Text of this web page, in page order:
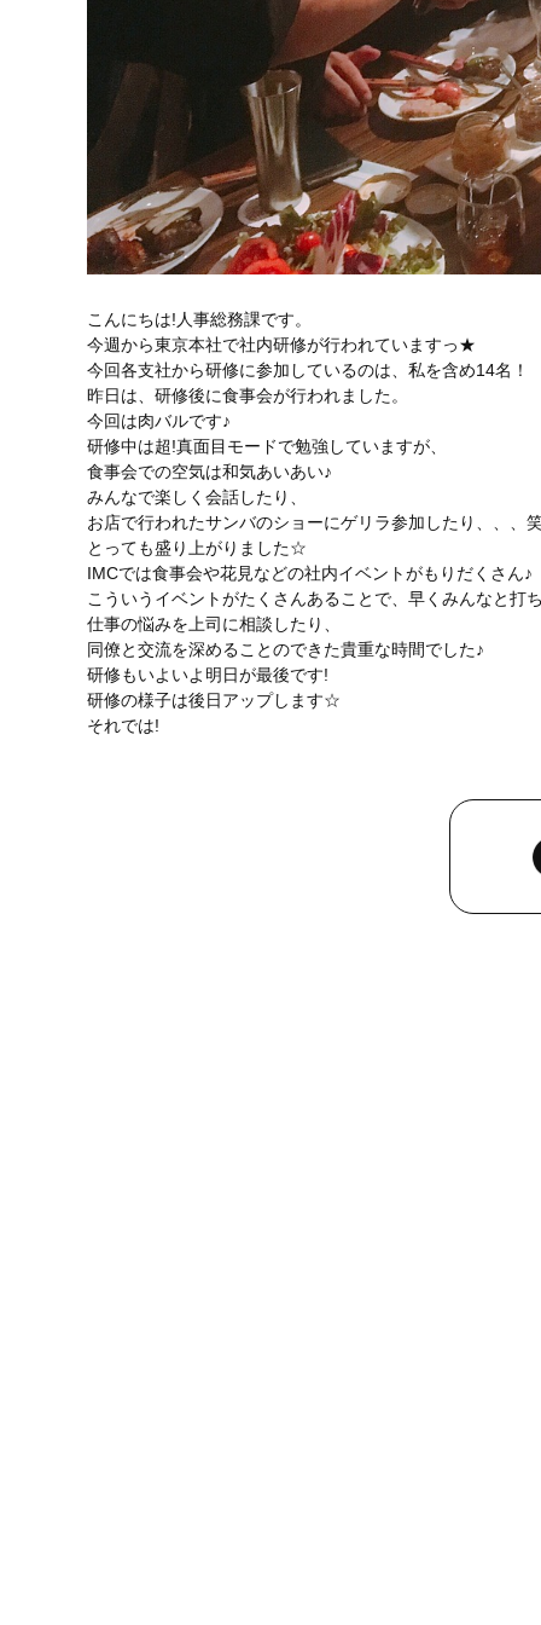
こんにちは!人事総務課です。
今週から東京本社で社内研修が行われていますっ★
今回各支社から研修に参加しているのは、私を含め14名！
昨日は、研修後に食事会が行われました。
今回は肉バルです♪
研修中は超!真面目モードで勉強していますが、
食事会での空気は和気あいあい♪
みんなで楽しく会話したり、
お店で行われたサンバのショーにゲリラ参加したり、、、
とっても盛り上がりました☆
IMCでは食事会や花見などの社内イベントがもりだくさん♪
こういうイベントがたくさんあることで、早くみんなと打
仕事の悩みを上司に相談したり、
同僚と交流を深めることのできた貴重な時間でした♪
研修もいよいよ明日が最後です!
研修の様子は後日アップします☆
それでは!